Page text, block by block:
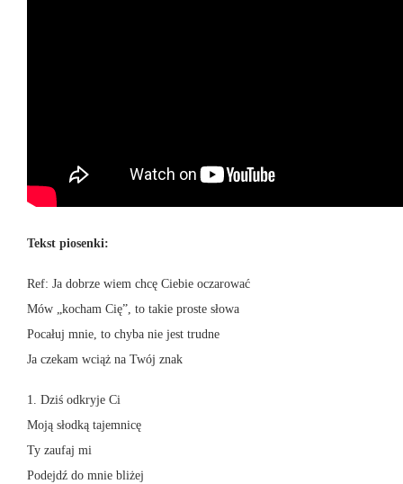
Tekst piosenki:
Ref: Ja dobrze wiem chcę Ciebie oczarować
Mów „kocham Cię”, to takie proste słowa
Pocałuj mnie, to chyba nie jest trudne
Ja czekam wciąż na Twój znak
1. Dziś odkryje Ci
Moją słodką tajemnicę
Ty zaufaj mi
Podejdź do mnie bliżej